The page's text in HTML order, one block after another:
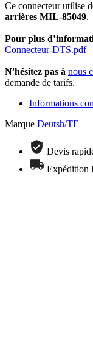
Ce connecteur utilise
arrières MIL-85049.
Pour plus
Connecteur-DTS.pdf
N'hésitez pas à nous
demande de tarifs.
Informations
Marque Deutsh/TE
Devis
Expédition